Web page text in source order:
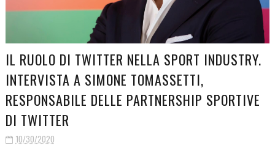
IL RUOLO DI TWITTER NELLA SPORT INDUSTRY.
INTERVISTA A SIMONE TOMASSETTI,
RESPONSABILE DELLE PARTNERSHIP SPORTIVE
DI TWITTER
10/30/2020